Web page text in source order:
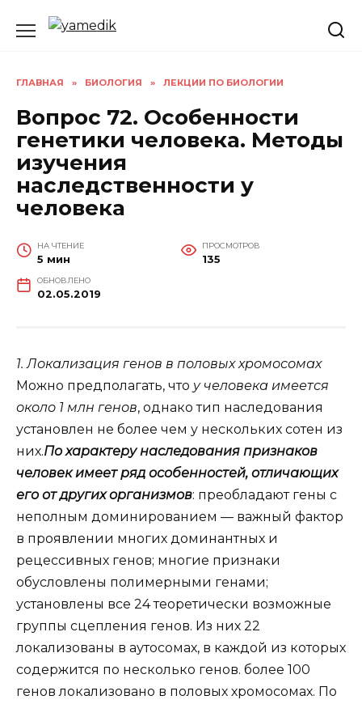
ГЛАВНАЯ » БИОЛОГИЯ » ЛЕКЦИИ ПО БИОЛОГИИ
Вопрос 72. Особенности
генетики человека. Методы
изучения
наследственности у
человека
НА ЧТЕНИЕ
5 мин
ПРОСМОТРОВ
135
ОБНОВЛЕНО
02.05.2019
1. Локализация генов в половых хромосомах
Можно предполагать, что у человека имеется
около 1 млн генов, однако тип наследования
установлен не более чем у нескольких сотен из
них.По характеру наследования признаков
человек имеет ряд особенностей, отличающих
его от других организмов: преобладают гены с
неполным доминированием — важный фактор
в проявлении многих доминантных и
рецессивных генов; многие признаки
обусловлены полимерными генами;
установлены все 24 теоретически возможные
группы сцепления генов. Из них 22
локализованы в аутосомах, в каждой из которых
содержится по несколько генов. более 100
генов локализовано в половых хромосомах. По